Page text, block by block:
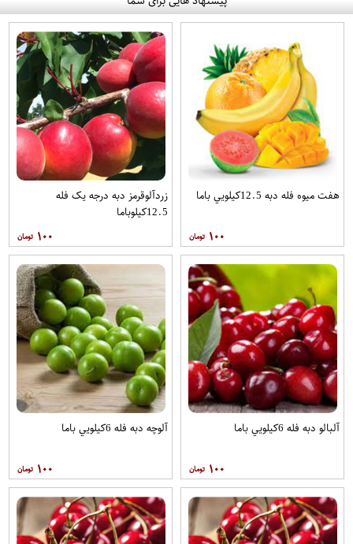
هفت ميوه فله دبه 12.5کيلويي باما
۱۰۰
زردآلوقرمز دبه درجه يک فله
12.5کيلوباما
۱۰۰
آلبالو دبه فله 6کيلويي باما
۱۰۰
آلوچه دبه فله 6کيلويي باما
۱۰۰